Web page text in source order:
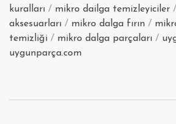
kuralları / mikro dailga temizleyiciler /
aksesuarları / mikro dalga fırın /
temizliği / mikro dalga parçaları /
uygunparça.com